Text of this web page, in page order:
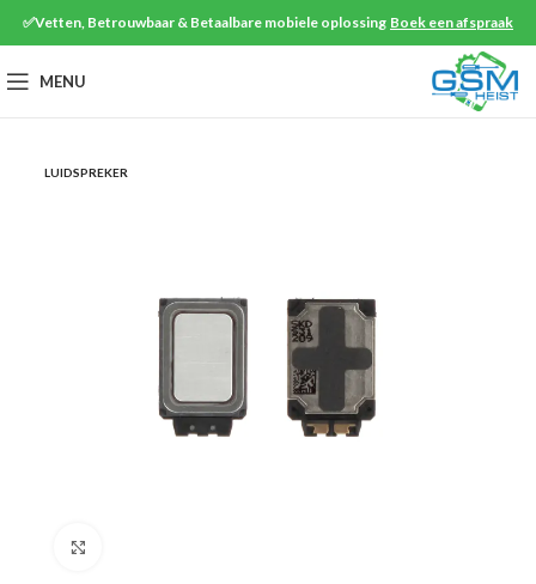
✅Vetten, Betrouwbaar & Betaalbare mobiele oplossing Boek een afspraak
MENU
LUIDSPREKER